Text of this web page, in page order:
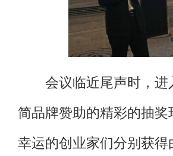
会议临近尾声时，进
简品牌赞助的精彩的抽
幸运的创业家们分别获